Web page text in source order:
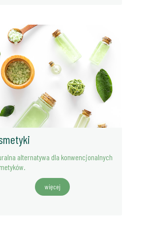
alternatywa dla konwencjonalnych
więcej